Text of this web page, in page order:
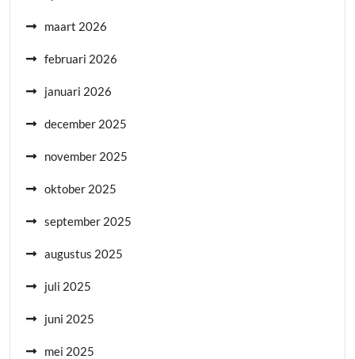
maart 2026
februari 2026
januari 2026
december 2025
november 2025
oktober 2025
september 2025
augustus 2025
juli 2025
juni 2025
mei 2025